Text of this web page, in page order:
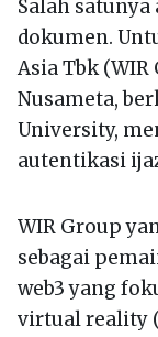
Salah
dokumen.
Asia Tbk
Nusameta,
University,
autentikasi
WIR Group
sebagai
web3 yang
virtual reality